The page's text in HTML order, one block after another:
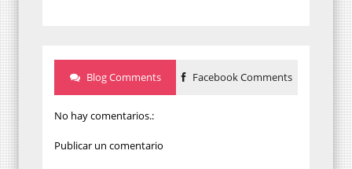
Blog Comments Facebook Comments
No hay comentarios.:
Publicar un comentario